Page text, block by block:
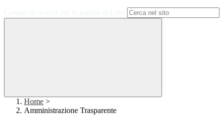
Home >
Amministrazione Trasparente